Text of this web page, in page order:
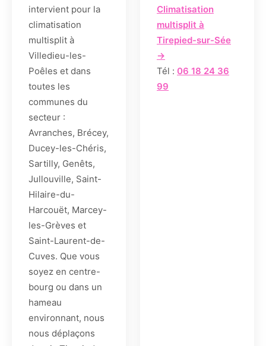
intervient pour la
climatisation
multisplit à
Villedieu-les-
Poêles et dans
toutes les
communes du
secteur :
Avranches, Brécey,
Ducey-les-Chéris,
Sartilly, Genêts,
Jullouville, Saint-
Hilaire-du-
Harcouët, Marcey-
les-Grèves et
Saint-Laurent-de-
Cuves. Que vous
soyez en centre-
bourg ou dans un
hameau
environnant, nous
nous déplaçons
Climatisation
multisplit à
Tirepied-sur-Sée
→
Tél : 06 18 24 36
99